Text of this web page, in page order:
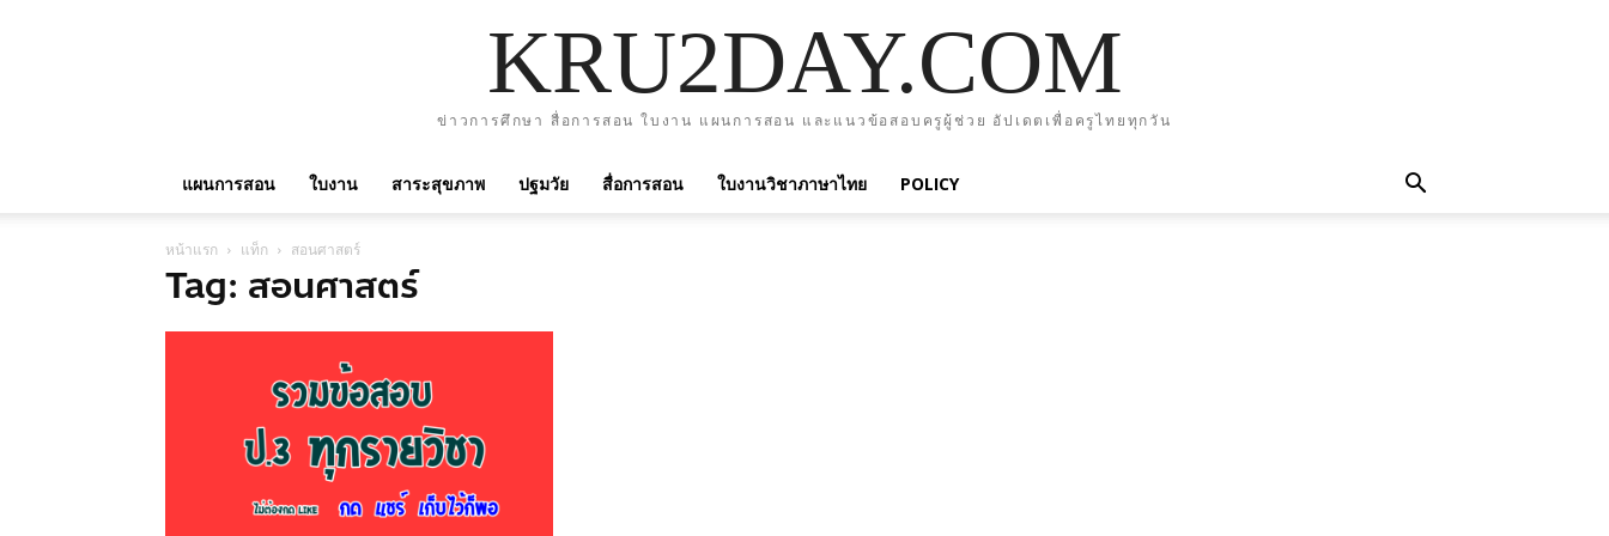
KRU2DAY.COM
ข่าวการศึกษา สื่อการสอน ใบงาน แผนการสอน และแนวข้อสอบครูผู้ช่วย อัปเดตเพื่อครูไทยทุกวัน
แผนการสอน ใบงาน สาระสุขภาพ ปฐมวัย สื่อการสอน ใบงานวิชาภาษาไทย POLICY
หน้าแรก แท็ก สอนศาสตร์
Tag: สอนศาสตร์